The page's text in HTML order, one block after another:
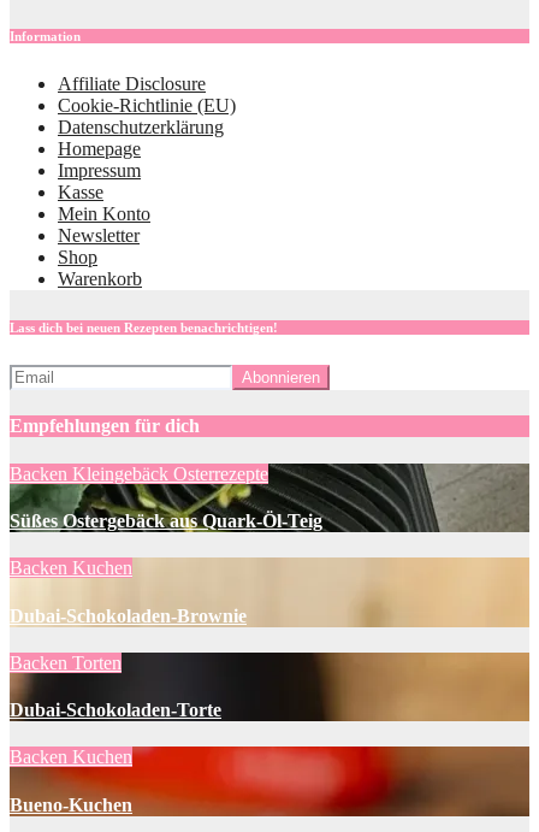
Information
Affiliate Disclosure
Cookie-Richtlinie (EU)
Datenschutzerklärung
Homepage
Impressum
Kasse
Mein Konto
Newsletter
Shop
Warenkorb
Lass dich bei neuen Rezepten benachrichtigen!
Empfehlungen für dich
Backen Kleingebäck Osterrezepte
Süßes Ostergebäck aus Quark-Öl-Teig
Backen Kuchen
Dubai-Schokoladen-Brownie
Backen Torten
Dubai-Schokoladen-Torte
Backen Kuchen
Bueno-Kuchen